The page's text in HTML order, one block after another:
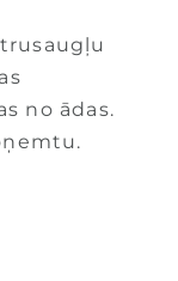
no ādas.